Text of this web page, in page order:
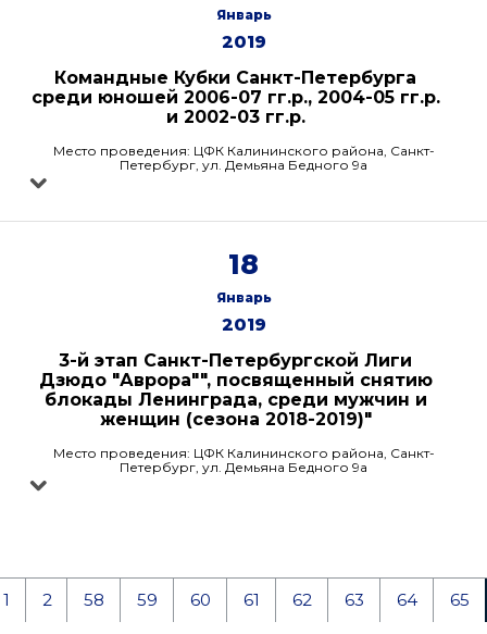
Январь
2019
Командные Кубки Санкт-Петербурга
среди юношей 2006-07 гг.р., 2004-05 гг.р.
и 2002-03 гг.р.
Место проведения: ЦФК Калининского района, Санкт-
Петербург, ул. Демьяна Бедного 9а
18
Январь
2019
3-й этап Санкт-Петербургской Лиги
Дзюдо "Аврора"", посвященный снятию
блокады Ленинграда, среди мужчин и
женщин (сезона 2018-2019)"
Место проведения: ЦФК Калининского района, Санкт-
Петербург, ул. Демьяна Бедного 9а
1 2 58 59 60 61 62 63 64 65